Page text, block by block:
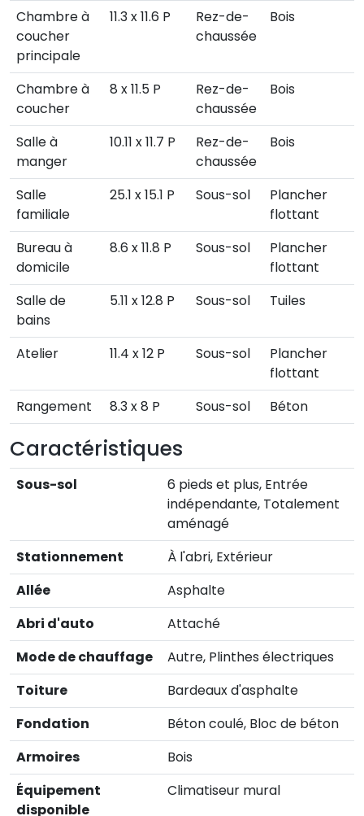
Chambre à
coucher
principale
11.3 x 11.6 P
Rez-de-
chaussée
Bois
Chambre à
coucher
8 x 11.5 P
Rez-de-
chaussée
Bois
Salle à
manger
10.11 x 11.7 P
Rez-de-
chaussée
Bois
Salle
familiale
25.1 x 15.1 P Sous-sol
Plancher
flottant
Bureau à
domicile
8.6 x 11.8 P Sous-sol
Plancher
flottant
Salle de
bains
5.11 x 12.8 P Sous-sol Tuiles
Atelier 11.4 x 12 P Sous-sol
Plancher
flottant
Rangement
8.3 x 8 P Sous-sol Béton
Caractéristiques
Sous-sol
6 pieds et plus, Entrée
indépendante, Totalement
aménagé
Stationnement
À l'abri, Extérieur
Allée
Asphalte
Abri d'auto
Attaché
Mode de chauffage
Autre, Plinthes électriques
Toiture
Bardeaux d'asphalte
Fondation
Béton coulé, Bloc de béton
Armoires
Bois
Équipement
disponible
Climatiseur mural